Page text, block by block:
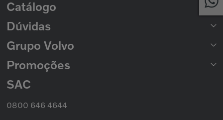
Rede de Concessionárias
2ª Via de Boleto
Catálogo
Catálogo de Peças
Catálogo Nacional de Motores
Dúvidas
Formas de Pagamento
Prazo de Entrega
Trocas e Devoluções
Política de Privacidade
Cookies
Política de Garantias
Grupo Volvo
Seminovos Volvo
Volvo Caminhões
Volvo Ônibus
Grupo Volvo
Promoções
Promoção Nacional
SAC
0800 646 4644